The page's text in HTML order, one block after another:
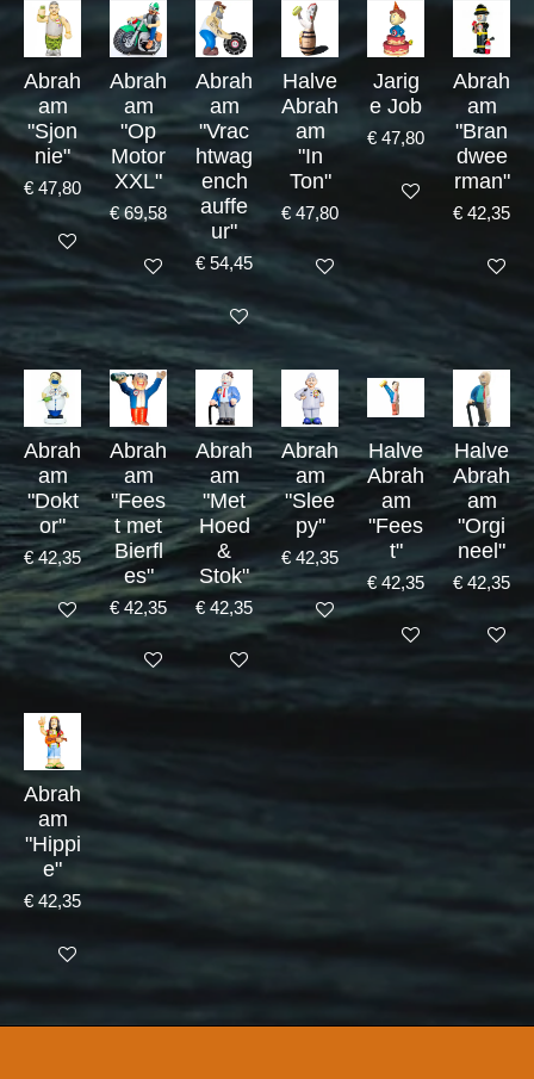
Abrah
am
"Sjon
nie"
€ 47,80
Bekijk details
Abrah
am
"Op
Motor
XXL"
€ 69,58
Bekijk details
Abrah
am
"Vrac
htwag
ench
auffe
ur"
€ 54,45
Bekijk details
Halve
Abrah
am
"In
Ton"
€ 47,80
Bekijk details
Jarig
e Job
€ 47,80
Bekijk details
Abrah
am
"Bran
dwee
rman"
€ 42,35
Bekijk
Abrah
am
"Dokt
or"
€ 42,35
Bekijk details
Abrah
am
"Fees
t met
Bierfl
es"
€ 42,35
Bekijk details
Abrah
am
"Met
Hoed
&
Stok"
€ 42,35
Bekijk details
Abrah
am
"Slee
py"
€ 42,35
Bekijk details
Halve
Abrah
am
"Fees
t"
€ 42,35
Bekijk details
Halve
Abrah
am
"Orgi
neel"
€ 42,35
Bekijk
Abrah
am
"Hippi
e"
€ 42,35
Bekijk details